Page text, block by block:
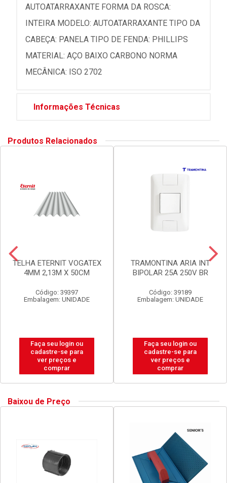
AUTOATARRAXANTE FORMA DA ROSCA:
INTEIRA MODELO: AUTOATARRAXANTE TIPO DA
CABEÇA: PANELA TIPO DE FENDA: PHILLIPS
MATERIAL: AÇO BAIXO CARBONO NORMA
MECÂNICA: ISO 2702
Informações Técnicas
Produtos Relacionados
TELHA ETERNIT VOGATEX
4MM 2,13M X 50CM
Código: 39397
Embalagem: UNIDADE
Faça seu login ou
cadastre-se para
ver preços e
comprar
TRAMONTINA ARIA INT
BIPOLAR 25A 250V BR
Código: 39189
Embalagem: UNIDADE
Faça seu login ou
cadastre-se para
ver preços e
comprar
Baixou de Preço